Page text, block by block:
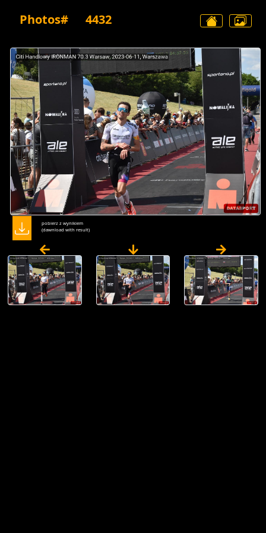
Photos# 4432
pobierz z wynikiem
(dawnload with result)